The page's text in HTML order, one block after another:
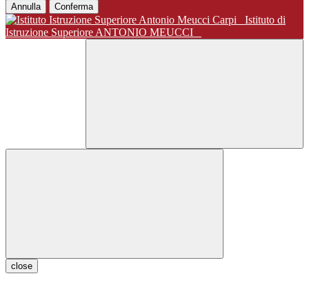
Annulla Conferma
Istituto di
Istruzione Superiore ANTONIO MEUCCI
close